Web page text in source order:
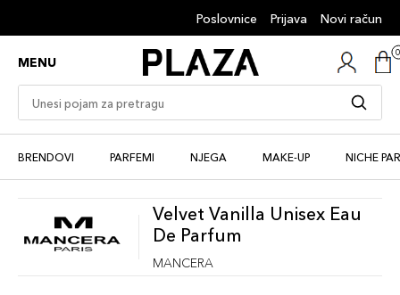
Poslovnice Prijava Novi račun
MENU
BRENDOVI PARFEMI NJEGA MAKE-UP NICHE
Velvet Vanilla Unisex Eau
De Parfum
MANCERA